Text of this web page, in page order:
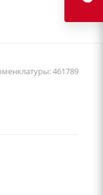
461789